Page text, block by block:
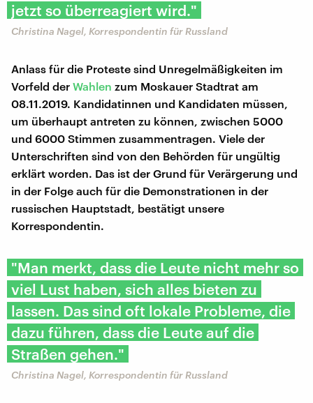
jetzt so überreagiert wird."
Christina Nagel, Korrespondentin für Russland
Anlass für die Proteste sind Unregelmäßigkeiten im
Vorfeld der Wahlen zum Moskauer Stadtrat am
08.11.2019. Kandidatinnen und Kandidaten müssen,
um überhaupt antreten zu können, zwischen 5000
und 6000 Stimmen zusammentragen. Viele der
Unterschriften sind von den Behörden für ungültig
erklärt worden. Das ist der Grund für Verärgerung und
in der Folge auch für die Demonstrationen in der
russischen Hauptstadt, bestätigt unsere
Korrespondentin.
"Man merkt, dass die Leute nicht mehr so
viel Lust haben, sich alles bieten zu
lassen. Das sind oft lokale Probleme, die
dazu führen, dass die Leute auf die
Straßen gehen."
Christina Nagel, Korrespondentin für Russland